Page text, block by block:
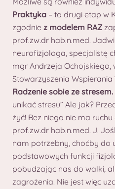
Praktyka – to drugi etap w
zgodnie z modelem RAZ
prof.zw.dr hab.n.med.
neurofizjologa, specjalistę
mgr Andrzeja Ochojskiego,
Stowarzyszenia Wspierania
Radzenie sobie ze stresem.
unikać stresu” Ale jak?
żyć! Bez niego nie ma
prof.zw.dr hab.n.med. J.
nam potrzebny, choćby do
podstawowych funkcji
pobudzając nas do walki,
zagrożenia. Nie jest więc